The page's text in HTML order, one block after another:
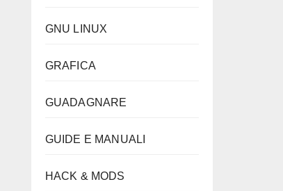
GNU LINUX
GRAFICA
GUADAGNARE
GUIDE E MANUALI
HACK & MODS